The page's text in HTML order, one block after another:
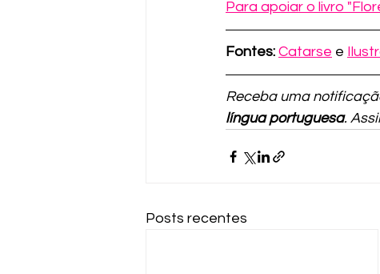
Para apoiar o livro
Fontes: Catarse e
Receba uma
língua portuguesa.
Posts recentes